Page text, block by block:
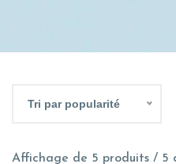
Tri par popularité
Affichage de 5 produits / 5